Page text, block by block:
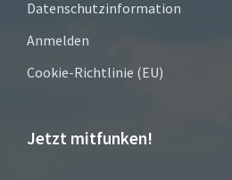
Datenschutzinformation
Anmelden
Cookie-Richtlinie (EU)
Jetzt mitfunken!